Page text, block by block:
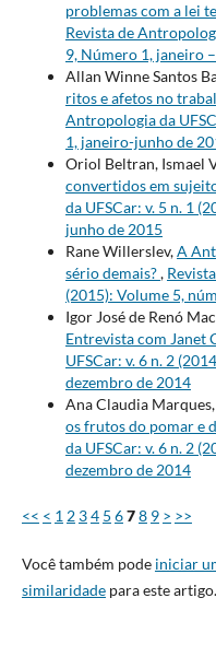
problemas com a lei
Revista de
9, Número 1, janeiro
Allan Winne Santos
ritos e afetos no
Antropologia da
1, janeiro-junho de
Oriol Beltran, Ismael
convertidos em
da UFSCar: v. 5 n. 1
junho de 2015
Rane Willerslev,A
sério demais?,
(2015): Volume 5,
Igor José de Renó
Entrevista com Janet
UFSCar: v. 6 n. 2
dezembro de 2014
Ana Claudia Marques,
os frutos do pomar e
da UFSCar: v. 6 n. 2
dezembro de 2014
<< < 1 2 34 5 678 9 > >>
Você também pode iniciar
similaridadepara este artigo.